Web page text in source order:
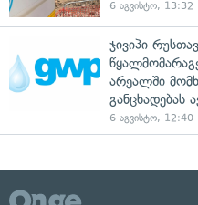
6 აგვისტო, 13:32
ჯივიპი
არეალში
განცხადებას
6 აგვისტო, 12:40